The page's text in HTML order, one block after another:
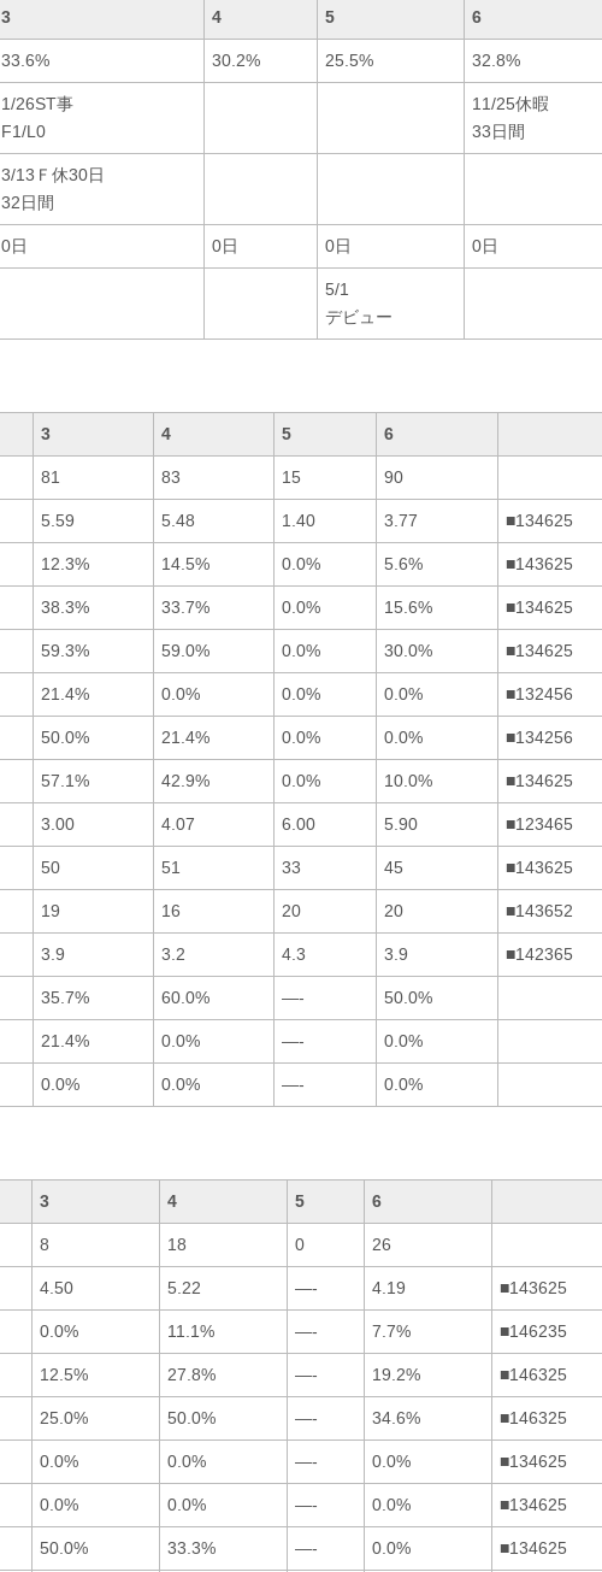
3 4 5 6
33.6% 30.2% 25.5% 32.8%
1/26ST事
F1/L0
11/25休暇
33日間
3/13Ｆ休30日
32日間
0日 0日 0日 0日
5/1
デビュー
3 4 5 6
81 83 15 90
5.59 5.48 1.40 3.77 ■134625
12.3% 14.5% 0.0% 5.6% ■143625
38.3% 33.7% 0.0% 15.6% ■134625
59.3% 59.0% 0.0% 30.0% ■134625
21.4% 0.0% 0.0% 0.0% ■132456
50.0% 21.4% 0.0% 0.0% ■134256
57.1% 42.9% 0.0% 10.0% ■134625
3.00 4.07 6.00 5.90 ■123465
50 51 33 45 ■143625
19 16 20 20 ■143652
3.9 3.2 4.3 3.9 ■142365
35.7% 60.0% —- 50.0%
21.4% 0.0% —- 0.0%
0.0% 0.0% —- 0.0%
3 4 5 6
8 18 0 26
4.50 5.22 —- 4.19 ■143625
0.0% 11.1% —- 7.7% ■146235
12.5% 27.8% —- 19.2% ■146325
25.0% 50.0% —- 34.6% ■146325
0.0% 0.0% —- 0.0% ■134625
0.0% 0.0% —- 0.0% ■134625
50.0% 33.3% —- 0.0% ■134625